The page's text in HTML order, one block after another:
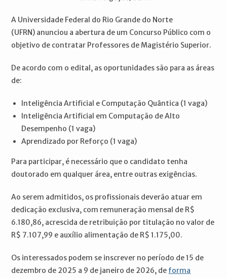
A Universidade Federal do Rio Grande do Norte
(UFRN) anunciou a abertura de um Concurso Público com o
objetivo de contratar Professores de Magistério Superior.
De acordo com o edital, as oportunidades são para as áreas
de:
Inteligência Artificial e Computação Quântica (1 vaga)
Inteligência Artificial em Computação de Alto
Desempenho (1 vaga)
Aprendizado por Reforço (1 vaga)
Para participar, é necessário que o candidato tenha
doutorado em qualquer área, entre outras exigências.
Ao serem admitidos, os profissionais deverão atuar em
dedicação exclusiva, com remuneração mensal de R$
6.180,86, acrescida de retribuição por titulação no valor de
R$ 7.107,99 e auxílio alimentação de R$ 1.175,00.
Os interessados podem se inscrever no período de 15 de
dezembro de 2025 a 9 de janeiro de 2026, de forma